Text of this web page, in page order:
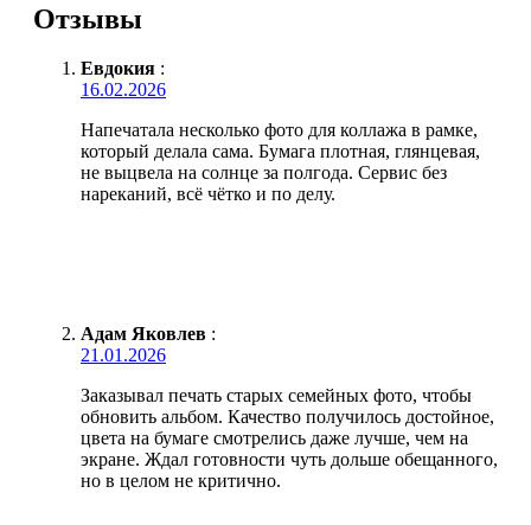
Отзывы
Евдокия :
16.02.2026
Напечатала несколько фото для коллажа в рамке,
который делала сама. Бумага плотная, глянцевая,
не выцвела на солнце за полгода. Сервис без
нареканий, всё чётко и по делу.
Адам Яковлев :
21.01.2026
Заказывал печать старых семейных фото, чтобы
обновить альбом. Качество получилось достойное,
цвета на бумаге смотрелись даже лучше, чем на
экране. Ждал готовности чуть дольше обещанного,
но в целом не критично.